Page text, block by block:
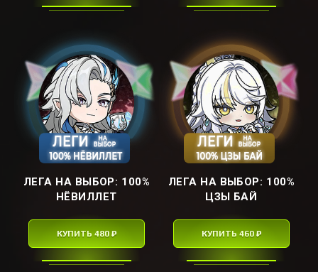
ЛЕГА НА ВЫБОР: ㅤ100%
НЁВИЛЛЕТㅤ
КУПИТЬ 480 ₽
ЛЕГА НА ВЫБОР: ㅤ100%
ЦЗЫ БАЙㅤ
КУПИТЬ 460 ₽